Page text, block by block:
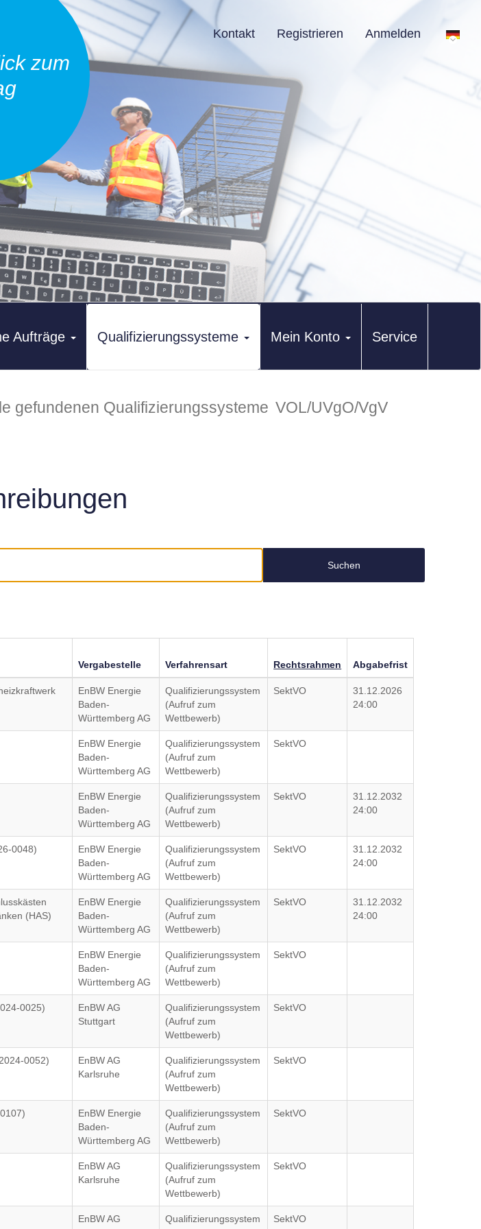
zum
Kontakt Registrieren Anmelden
Aufträge Qualifizierungssysteme Mein Konto Service
gefundenen Qualifizierungssysteme VOL/UVgO/VgV
Suchen
Vergabestelle Verfahrensart Rechtsrahmen Abgabefrist
EnBW Energie
Baden-
Württemberg AG
Qualifizierungssystem
(Aufruf zum
Wettbewerb)
SektVO
31.12.2026
24:00
EnBW Energie
Baden-
Württemberg AG
Qualifizierungssystem
(Aufruf zum
Wettbewerb)
SektVO
EnBW Energie
Baden-
Württemberg AG
Qualifizierungssystem
(Aufruf zum
Wettbewerb)
SektVO
31.12.2032
24:00
0048)
EnBW Energie
Baden-
Württemberg AG
Qualifizierungssystem
(Aufruf zum
Wettbewerb)
SektVO
31.12.2032
24:00
(HAS)
EnBW Energie
Baden-
Württemberg AG
Qualifizierungssystem
(Aufruf zum
Wettbewerb)
SektVO
31.12.2032
24:00
EnBW Energie
Baden-
Württemberg AG
Qualifizierungssystem
(Aufruf zum
Wettbewerb)
SektVO
0025)
EnBW AG
Stuttgart
Qualifizierungssystem
(Aufruf zum
Wettbewerb)
SektVO
0052)
EnBW AG
Karlsruhe
Qualifizierungssystem
(Aufruf zum
Wettbewerb)
SektVO
EnBW Energie
Baden-
Württemberg AG
Qualifizierungssystem
(Aufruf zum
Wettbewerb)
SektVO
EnBW AG
Karlsruhe
Qualifizierungssystem
(Aufruf zum
Wettbewerb)
SektVO
EnBW AG
Qualifizierungssystem
SektVO